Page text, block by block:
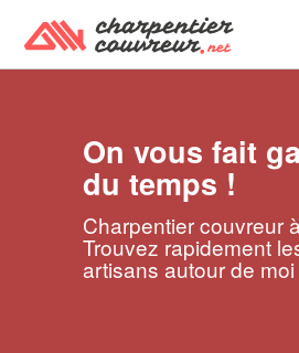
On vous fait
du temps !
Charpentier couvreur
Trouvez rapidement
artisans autour de moi